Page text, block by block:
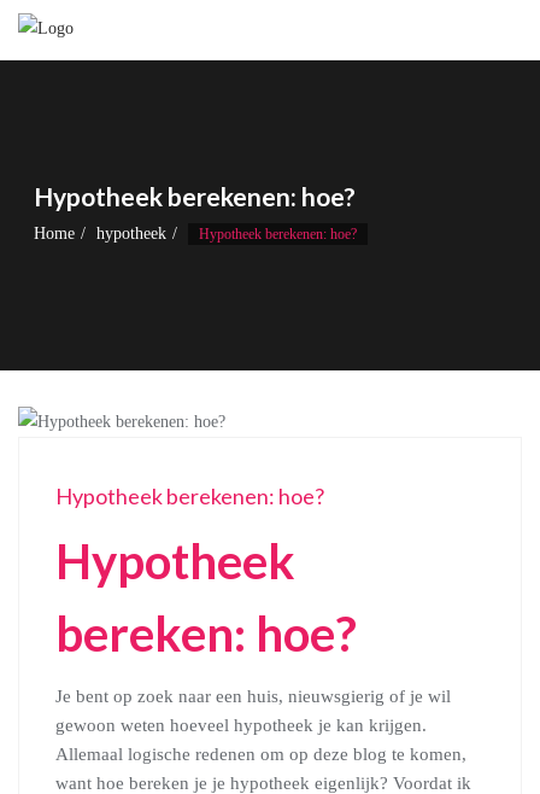
Skip
Hypotheek berekenen: hoe?
Home hypotheek Hypotheek berekenen: hoe?
Hypotheek berekenen: hoe?
Hypotheek
bereken: hoe?
Je bent op zoek naar een huis, nieuwsgierig of je wil
gewoon weten hoeveel hypotheek je kan krijgen.
Allemaal logische redenen om op deze blog te komen,
want hoe bereken je je hypotheek eigenlijk? Voordat ik